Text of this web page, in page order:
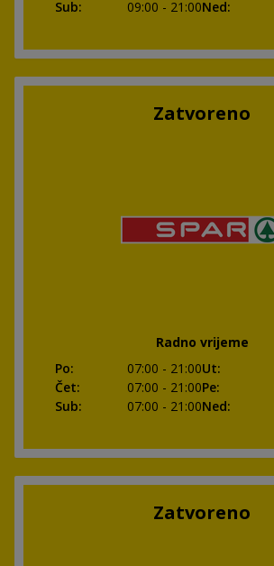
Sub: 09:00 - 21:00Ned:
Zatvoreno
Radno vrijeme
Po: 07:00 - 21:00Ut:
Čet: 07:00 - 21:00Pe:
Sub: 07:00 - 21:00Ned:
Zatvoreno